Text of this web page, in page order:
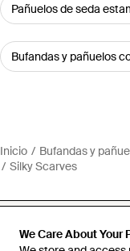
We Care About Your
Pañuelos de seda
Bufandas y pañuelos
Inicio Bufandas y
Silky Scarves